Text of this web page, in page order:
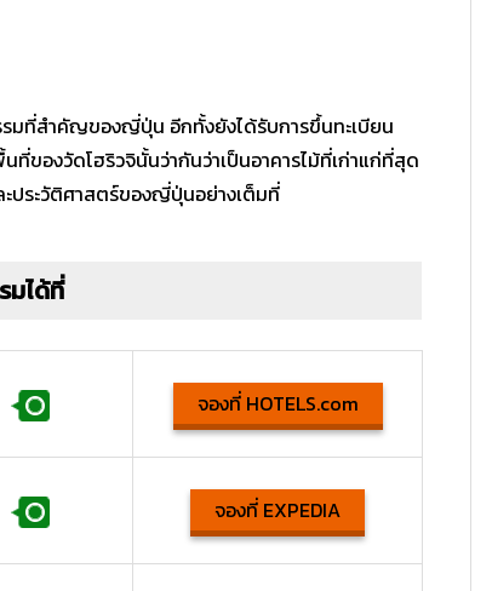
มที่สำคัญของญี่ปุ่น อีกทั้งยังได้รับการขึ้นทะเบียน
ของวัดโฮริวจินั้นว่ากันว่าเป็นอาคารไม้ที่เก่าแก่ที่สุด
ประวัติศาสตร์ของญี่ปุ่นอย่างเต็มที่
มได้ที่
จองที่ HOTELS.com
จองที่ EXPEDIA